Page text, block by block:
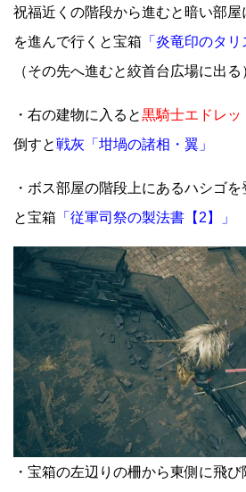
祝福近くの階段から進むと暗い部屋
を進んで行くと宝箱 「炎竜印のタリ
（その先へ進むと絞首台広場に出る
・右の建物に入ると黒騎士エドレッ
倒すと戦灰「坩堝の諸相・翼」
・ボス部屋の階段上にあるハシゴ
と宝箱 「従軍司祭の製法書【2】」
・宝箱の左辺りの柵から東側に飛び